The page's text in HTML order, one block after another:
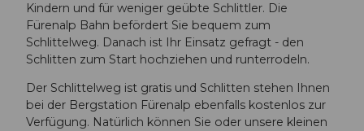
Kindern und für weniger geübte Schlittler. Die
Fürenalp Bahn befördert Sie bequem zum
Schlittelweg. Danach ist Ihr Einsatz gefragt - den
Schlitten zum Start hochziehen und runterrodeln.
Der Schlittelweg ist gratis und Schlitten stehen Ihnen
bei der Bergstation Fürenalp ebenfalls kostenlos zur
Verfügung. Natürlich können Sie oder unsere kleinen